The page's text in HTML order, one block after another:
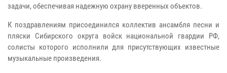
задачи, обеспечивая надежную охрану вверенных объектов.
К поздравлениям присоединился коллектив ансамбля песни и
пляски Сибирского округа войск национальной гвардии РФ,
солисты которого исполнили для присутствующих известные
музыкальные произведения.